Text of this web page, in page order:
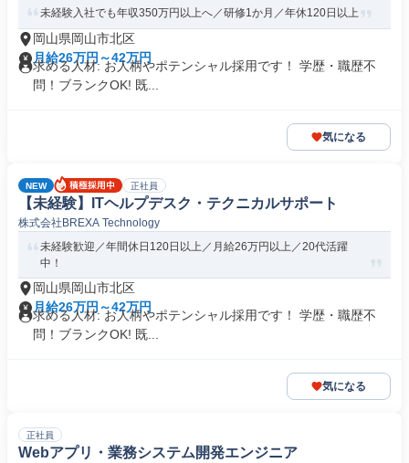
未経験入社でも年収350万円以上へ／研修1か月／年休120日以上
岡山県岡山市北区
月給26万円～42万円
求める人材: お人柄やポテンシャル採用です！ 学歴・職歴不
問！ブランクOK! 既...
気になる
NEW 正社員
【未経験】ITヘルプデスク・テクニカルサポート
株式会社BREXA Technology
未経験歓迎／年間休日120日以上／月給26万円以上／20代活躍
中！
岡山県岡山市北区
月給26万円～42万円
求める人材: お人柄やポテンシャル採用です！ 学歴・職歴不
問！ブランクOK! 既...
気になる
正社員
Webアプリ・業務システム開発エンジニア